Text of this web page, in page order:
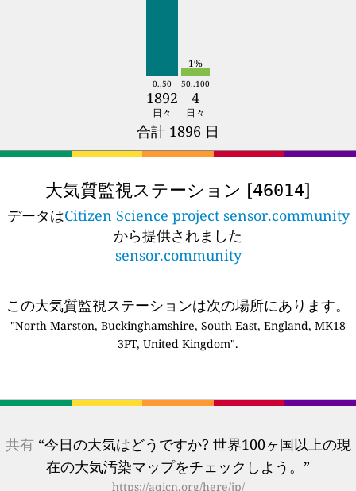
1%
0..50 50..100
1892 4
日々 日々
合計 1896 日
大気質監視ステーション [46014]
データはCitizen Science project sensor.community
から提供されました
sensor.community
この大気質監視ステーションは次の場所にあります。
"North Marston, Buckinghamshire, South East, England, MK18
3PT, United Kingdom".
共有“今日の大気はどうですか? 世界100ヶ国以上の現
在の大気汚染マップをチェックしよう。”
https://aqicn.org/here/jp/